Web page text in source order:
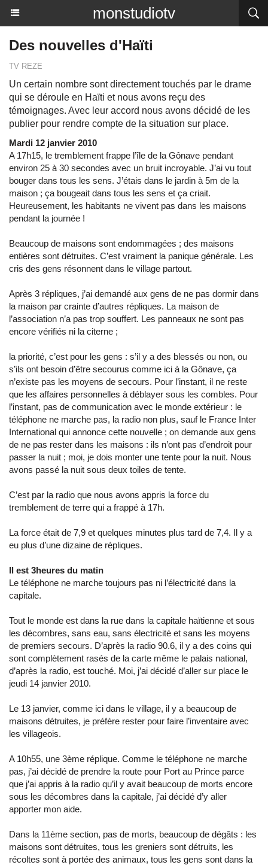
monstudiotv
Des nouvelles d'Haïti
TV REZE
Un certain nombre sont directement touchés par le drame
qui se déroule en Haïti et nous avons reçu des
témoignages. Avec leur accord nous avons décidé de les
publier pour rendre compte de la situation sur place.
Mardi 12 janvier 2010
A 17h15, le tremblement frappe l’île de la Gônave pendant
environ 25 à 30 secondes avec un bruit incroyable. J’ai vu tout
bouger dans tous les sens. J’étais dans le jardin à 5m de la
maison ; ça bougeait dans tous les sens et ça criait.
Heureusement, les habitants ne vivent pas dans les maisons
pendant la journée !
Beaucoup de maisons sont endommagées ; des maisons
entières sont détruites. C’est vraiment la panique générale. Les
cris des gens résonnent dans le village partout.
Après 3 répliques, j’ai demandé aux gens de ne pas dormir dans
la maison par crainte d’autres répliques. La maison de
l’association n’a pas trop souffert. Les panneaux ne sont pas
encore vérifiés ni la citerne ;
la priorité, c’est pour les gens : s’il y a des blessés ou non, ou
s’ils ont besoin d’être secourus comme ici à la Gônave, ça
n’existe pas les moyens de secours. Pour l’instant, il ne reste
que les affaires personnelles à déblayer sous les combles. Pour
l’instant, pas de communication avec le monde extérieur : le
téléphone ne marche pas, la radio non plus, sauf le France Inter
International qui annonce cette nouvelle ; on demande aux gens
de ne pas rester dans les maisons : ils n’ont pas d’endroit pour
passer la nuit ; moi, je dois monter une tente pour la nuit. Nous
avons passé la nuit sous deux toiles de tente.
C’est par la radio que nous avons appris la force du
tremblement de terre qui a frappé à 17h.
La force était de 7,9 et quelques minutes plus tard de 7,4. Il y a
eu plus d’une dizaine de répliques.
Il est 3heures du matin
Le téléphone ne marche toujours pas ni l’électricité dans la
capitale.
Tout le monde est dans la rue dans la capitale haïtienne et sous
les décombres, sans eau, sans électricité et sans les moyens
de premiers secours. D’après la radio 90.6, il y a des coins qui
sont complètement rasés de la carte même le palais national,
d’après la radio, est touché. Moi, j’ai décidé d’aller sur place le
jeudi 14 janvier 2010.
Le 13 janvier, comme ici dans le village, il y a beaucoup de
maisons détruites, je préfère rester pour faire l’inventaire avec
les villageois.
A 10h55, une 3ème réplique. Comme le téléphone ne marche
pas, j’ai décidé de prendre la route pour Port au Prince parce
que j’ai appris à la radio qu’il y avait beaucoup de morts encore
sous les décombres dans la capitale, j’ai décidé d’y aller
apporter mon aide.
Dans la 11ème section, pas de morts, beaucoup de dégâts : les
maisons sont détruites, tous les greniers sont détruits, les
récoltes sont à portée des animaux, tous les gens sont dans la